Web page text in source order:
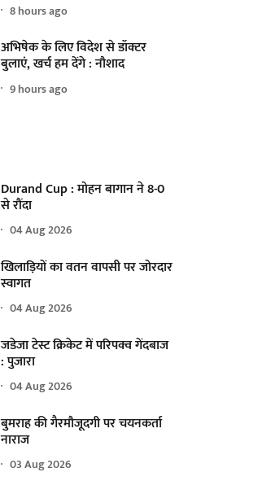
8 hours ago
अभिषेक के लिए विदेश से डॉक्टर
बुलाएं, खर्च हम देंगे : नौशाद
9 hours ago
Durand Cup : मोहन बागान ने 8-0
से रौंदा
04 Aug 2026
खिलाड़ियों का वतन वापसी पर जोरदार
स्वागत
04 Aug 2026
जडेजा टेस्ट क्रिकेट में परिपक्व गेंदबाज
: पुजारा
04 Aug 2026
बुमराह की गैरमौजूदगी पर चयनकर्ता
नाराज
03 Aug 2026